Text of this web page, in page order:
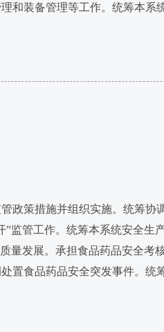
装备管理等工作。统筹本系
策措施并组织实施。统筹协
监管工作。统筹本系统安全
量发展。承担食品药品安全考
置食品药品安全突发事件。